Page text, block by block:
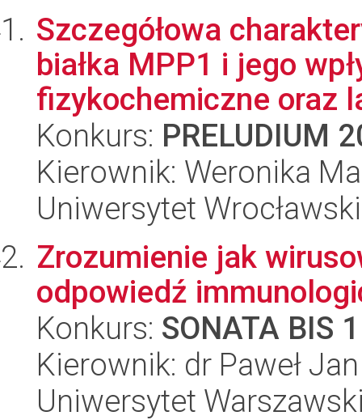
Szczegółowa
białka MPP1 i jego
fizykochemiczne oraz
Konkurs: PRELUDIUM
Kierownik: Weronika
Uniwersytet
Zrozumienie jak
odpowiedź
Konkurs: SONATA BIS
Kierownik: dr Paweł
Uniwersytet